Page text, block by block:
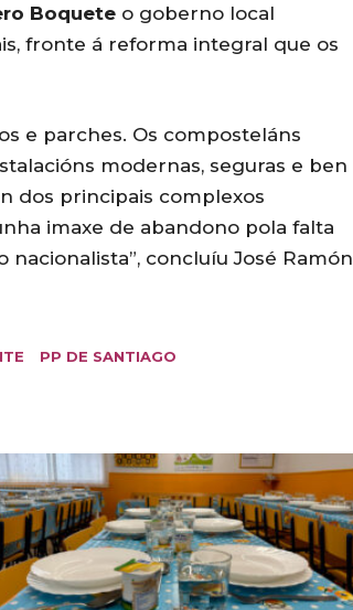
Boquete o goberno local
fronte á reforma integral que os
e parches. Os composteláns
modernas, seguras e ben
dos principais complexos
imaxe de abandono pola falta
concluíu José Ramón
PP DE SANTIAGO